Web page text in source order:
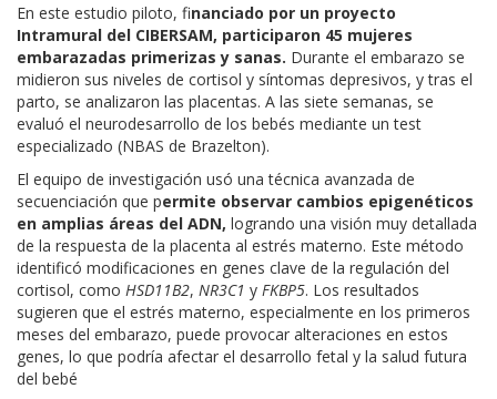
En este estudio piloto, financiado por un proyecto
Intramural del CIBERSAM, participaron 45 mujeres
embarazadas primerizas y sanas. Durante el embarazo se
midieron sus niveles de cortisol y síntomas depresivos, y tras el
parto, se analizaron las placentas. A las siete semanas, se
evaluó el neurodesarrollo de los bebés mediante un test
especializado (NBAS de Brazelton).
El equipo de investigación usó una técnica avanzada de
secuenciación que permite observar cambios epigenéticos
en amplias áreas del ADN, logrando una visión muy detallada
de la respuesta de la placenta al estrés materno. Este método
identificó modificaciones en genes clave de la regulación del
cortisol, como HSD11B2, NR3C1 y FKBP5. Los resultados
sugieren que el estrés materno, especialmente en los primeros
meses del embarazo, puede provocar alteraciones en estos
genes, lo que podría afectar el desarrollo fetal y la salud futura
del bebé